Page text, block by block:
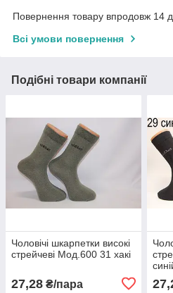
Повернення товару впродовж 14
Всі умови повернення
Подібні товари компанії
Чоловічі шкарпетки високі
стрейчеві Мод.600 31 хакі
27,28 ₴/пара